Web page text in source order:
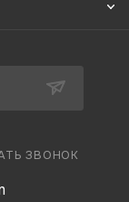
ЗВОНОК